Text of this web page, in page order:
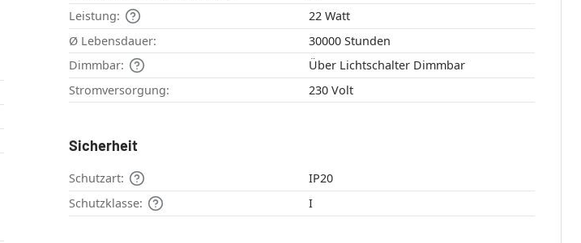
Leistung:
22 Watt
Ø Lebensdauer:
30000 Stunden
Dimmbar:
Über Lichtschalter Dimmbar
Stromversorgung:
230 Volt
Sicherheit
Schutzart:
IP20
Schutzklasse:
I